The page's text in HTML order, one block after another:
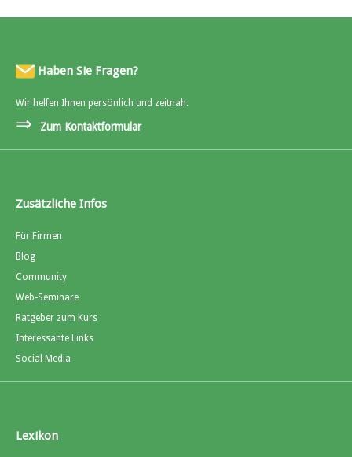
Haben Sie Fragen?
Wir helfen Ihnen persönlich und zeitnah.
⇒ Zum Kontaktformular
Zusätzliche Infos
Für Firmen
Blog
Community
Web-Seminare
Ratgeber zum Kurs
Interessante Links
Social Media
Lexikon